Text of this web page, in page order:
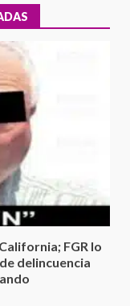
FGR lo
delincuencia
social para
Montiel